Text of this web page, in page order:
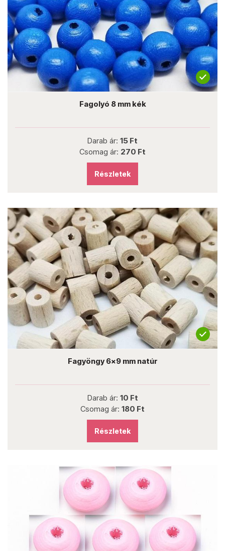
Fagolyó 8 mm kék
Darab ár: 15 Ft
Csomag ár: 270 Ft
Részletek
Fagyöngy 6x9 mm natúr
Darab ár: 10 Ft
Csomag ár: 180 Ft
Részletek